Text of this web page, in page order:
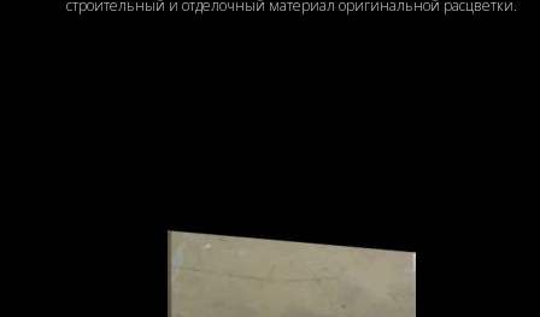
строительный и отделочный материал оригинальной расцветки.